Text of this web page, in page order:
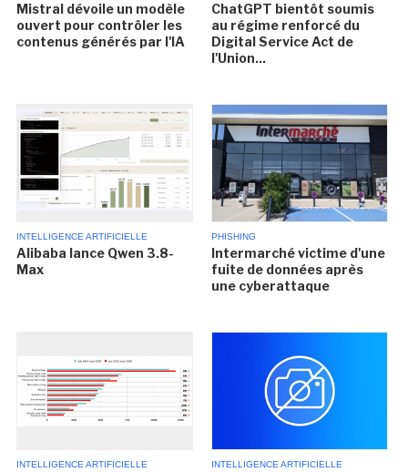
Mistral dévoile un modèle
ouvert pour contrôler les
contenus générés par l'IA
ChatGPT bientôt soumis
au régime renforcé du
Digital Service Act de
l'Union...
INTELLIGENCE ARTIFICIELLE
Alibaba lance Qwen 3.8-
Max
PHISHING
Intermarché victime d'une
fuite de données après
une cyberattaque
INTELLIGENCE ARTIFICIELLE INTELLIGENCE ARTIFICIELLE